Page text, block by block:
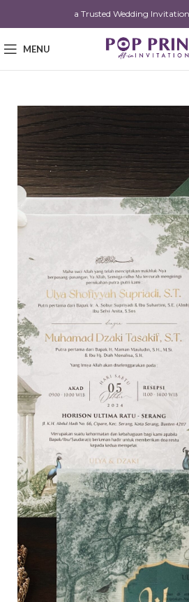
a Trusted Wedding
MENU